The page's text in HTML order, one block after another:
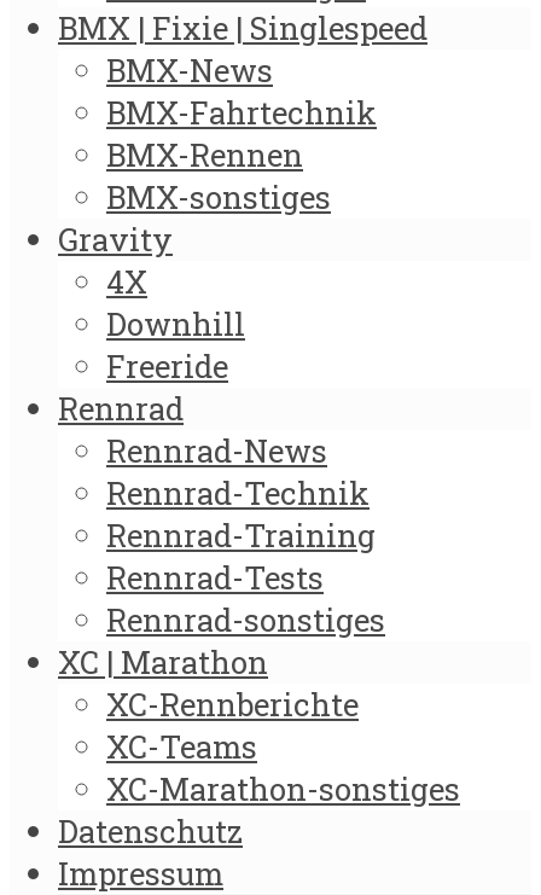
BMX | Fixie | Singlespeed
BMX-News
BMX-Fahrtechnik
BMX-Rennen
BMX-sonstiges
Gravity
4X
Downhill
Freeride
Rennrad
Rennrad-News
Rennrad-Technik
Rennrad-Training
Rennrad-Tests
Rennrad-sonstiges
XC | Marathon
XC-Rennberichte
XC-Teams
XC-Marathon-sonstiges
Datenschutz
Impressum